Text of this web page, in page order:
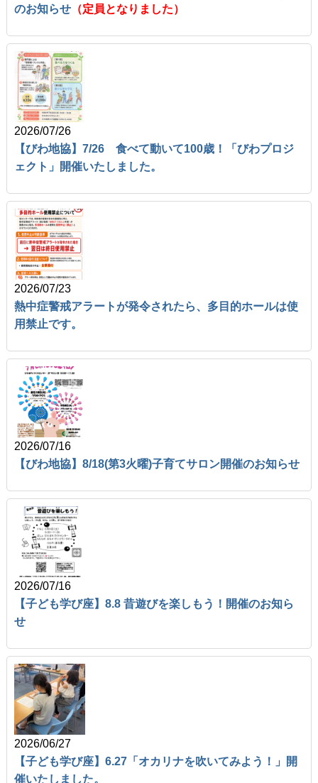
のお知らせ（定員となりました）
2026/07/26
【びわ地協】7/26 食べて動いて100歳！「びわプロジ
ェクト」開催いたしました。
2026/07/23
熱中症警戒アラートが発令されたら、多目的ホールは使
用禁止です。
2026/07/16
【びわ地協】8/18(第3火曜)子育てサロン開催のお知らせ
2026/07/16
【子ども学び座】8.8 昔遊びを楽しもう！開催のお知ら
せ
2026/06/27
【子ども学び座】6.27「オカリナを吹いてみよう！」開
催いたしました。